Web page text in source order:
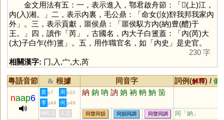
金文用法有五：一，表示進入，鄂君啟舟節：「𨑗(上)江，
內(入)湘。」二，表示內裏，毛公鼎：「命女(汝)辥我邦我家內
外」。三，表示貢獻，噩侯鼎：「噩侯馭方內(納)豊(醴)于
王。」四，讀作「芮」，古國名，內大子白簠蓋：「內(芮)大
(太)子白乍(作)簠」。五，用作職官名，如「內史」是史官。
230 字
相關漢字: 冂,入,宀,大,芮
粵語音節 & 根據 同音字 詞例(解釋) / 備
naap6
黃 p7 周 p10 納 鈉 吶 訥 妠 衲 軜 魶 笝
李 p44 何 p49
HKLS 人文 同聲同韻 同韻同調 同聲同調 同「納 」